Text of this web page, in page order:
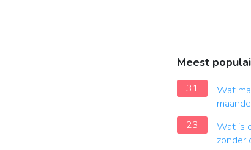
Meest
31
Wat
23
Wat is
zonder